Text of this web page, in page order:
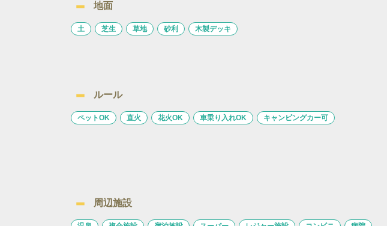
地面
土 芝生 草地 砂利 木製デッキ
ルール
ペットOK 直火 花火OK 車乗り入れOK キャンピングカー可
周辺施設